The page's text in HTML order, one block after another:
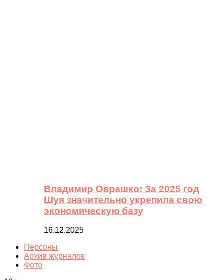
Владимир Оврашко: За 2025 год
Шуя значительно укрепила свою
экономическую базу
16.12.2025
Персоны
Архив журналов
Фото